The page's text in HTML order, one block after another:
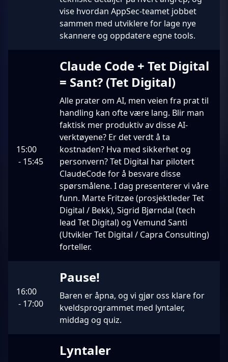
vise hvordan AppSec-teamet jobbet
sammen med utviklere for lage nye
skannere og oppdatere egne tools.
15:00
- 15:45
Claude Code + Tet Digital
= Sant? (Tet Digital)
Alle prater om AI, men veien fra prat til
handling kan ofte være lang. Blir man
faktisk mer produktiv av disse AI-
verktøyene? Er det verdt å ta
kostnaden? Hva med sikkerhet og
personvern? Tet Digital har pilotert
ClaudeCode for å besvare disse
spørsmålene. I dag presenterer vi våre
funn. Marte Fritzøe (prosjektleder Tet
Digital / Bekk), Sigrid Bjørndal (tech
lead Tet Digital) og Vemund Santi
(Utvikler Tet Digital / Capra Consulting)
forteller.
16:00
- 17:00
Pause!
Baren er åpna, og vi gjør oss klare for
kveldsprogrammet med lyntaler,
middag og quiz.
Lyntaler